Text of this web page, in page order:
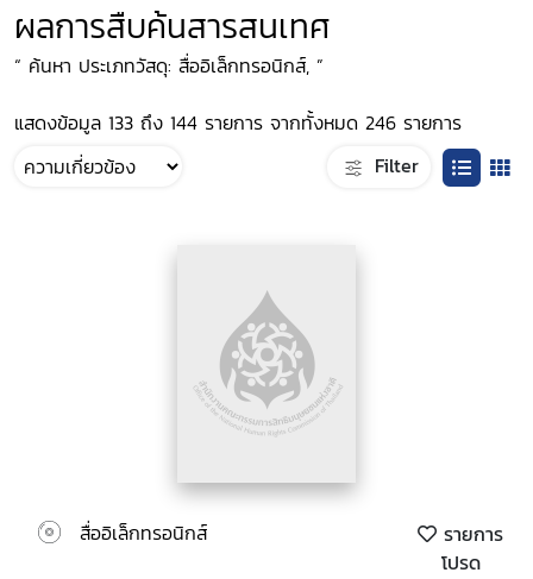
ผลการสืบค้นสารสนเทศ
“ ค้นหา ประเภทวัสดุ: สื่ออิเล็กทรอนิกส์, ”
แสดงข้อมูล 133 ถึง 144 รายการ จากทั้งหมด 246 รายการ
Filter
สื่ออิเล็กทรอนิกส์
รายการ
โปรด